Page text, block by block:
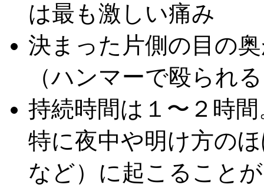
は最も激しい痛み
決まった片側の目の
（ハンマーで殴られ
持続時間は１〜２時
特に夜中や明け方の
など）に起こること